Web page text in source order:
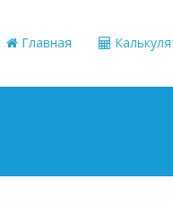
Главная